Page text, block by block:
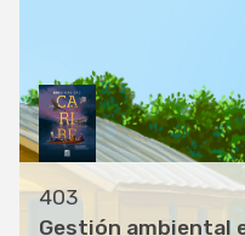
403
Gestión ambiental